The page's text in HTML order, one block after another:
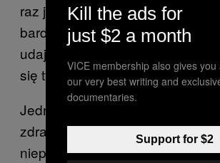
raz już to od usłyszałam, może
bardziej wymijający sposób.
udaję orgazm – żebyście nie
się tym gównianym uczuciem.
Jednak pragnę wam – facetom –
zdradzić. Wasze zmartwienia
niepotrzebne. Seks może być
Kill the ads for
just $2 a month
VICE membership also gives you
our very best writing and
documentaries.
Support for $2